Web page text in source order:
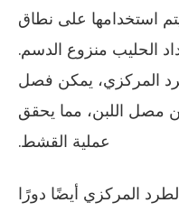
يتم استخدامها على نطاق
الحليب منزوع الدسم.
المركزي، يمكن فصل
مصل اللبن، مما يحقق
عملية القشط.
المركزي أيضًا دورًا